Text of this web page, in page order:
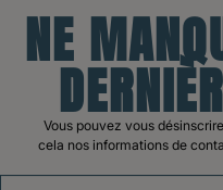
NE
Vous pouvez vous
cela nos informations de